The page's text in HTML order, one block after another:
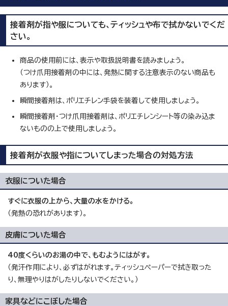
接着剤が指や服についても、ティッシュや布で拭かないでくだ
さい。
商品の使用前には、表示や取扱説明書を読みましょう。
（つけ爪用接着剤の中には、発熱に関する注意表示のない商品も
あります）。
瞬間接着剤は、ポリエチレン手袋を装着して使用しましょう。
瞬間接着剤・つけ爪用接着剤は、ポリエチレンシート等の染み込ま
ないものの上で使用しましょう。
接着剤が衣服や指についてしまった場合の対処方法
衣服についた場合
すぐに衣服の上から、大量の水をかける。
（発熱の恐れがあります）。
皮膚についた場合
40度くらいのお湯の中で、もむようにはがす。
（発汗作用により、必ずはがれます。ティッシュペーパーで拭き取った
り、無理やりはがしたりしないでください。）
家具などにこぼした場合